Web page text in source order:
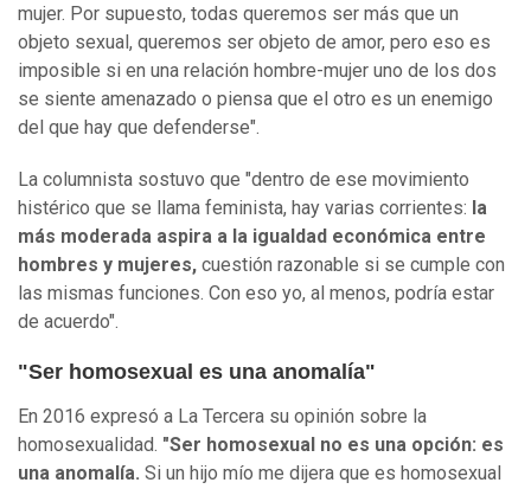
mujer. Por supuesto, todas queremos ser más que un
objeto sexual, queremos ser objeto de amor, pero eso es
imposible si en una relación hombre-mujer uno de los dos
se siente amenazado o piensa que el otro es un enemigo
del que hay que defenderse".
La columnista sostuvo que "dentro de ese movimiento
histérico que se llama feminista, hay varias corrientes: la
más moderada aspira a la igualdad económica entre
hombres y mujeres, cuestión razonable si se cumple con
las mismas funciones. Con eso yo, al menos, podría estar
de acuerdo".
"Ser homosexual es una anomalía"
En 2016 expresó a La Tercera su opinión sobre la
homosexualidad. "Ser homosexual no es una opción: es
una anomalía. Si un hijo mío me dijera que es homosexual